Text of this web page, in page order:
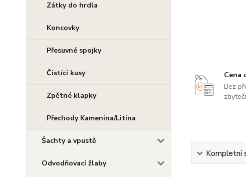
Zátky do hrdla
Koncovky
Přesuvné spojky
Čistící kusy
Zpětné klapky
Přechody Kamenina/Litina
Šachty a vpustě
Odvodňovací žlaby
Cena
Bez
Kompletní